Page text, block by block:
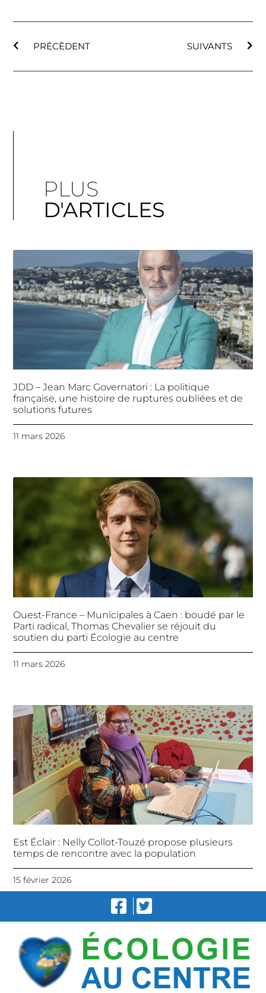
PRÉCÈDENT SUIVANTS
PLUS
D'ARTICLES
JDD – Jean Marc Governatori : La politique
française, une histoire de ruptures oubliées et de
solutions futures
11 mars 2026
Ouest-France – Municipales à Caen : boudé par le
Parti radical, Thomas Chevalier se réjouit du
soutien du parti Écologie au centre
11 mars 2026
Est Éclair : Nelly Collot-Touzé propose plusieurs
temps de rencontre avec la population
15 février 2026